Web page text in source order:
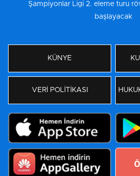
Şampiyonlar Ligi 2. eleme turu
başlayacak
KÜNYE
VERİ POLİTİKASI